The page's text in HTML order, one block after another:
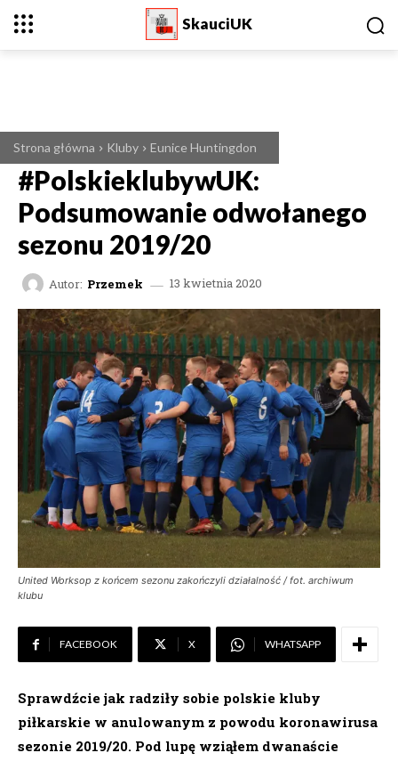
SkauciUK
Strona główna Kluby Eunice Huntingdon
#PolskieklubywUK:
Podsumowanie odwołanego
sezonu 2019/20
Autor: Przemek 13 kwietnia 2020
United Worksop z końcem sezonu zakończyli działalność / fot. archiwum
klubu
FACEBOOK X WHATSAPP
Sprawdźcie jak radziły sobie polskie kluby
piłkarskie w anulowanym z powodu koronawirusa
sezonie 2019/20. Pod lupę wziąłem dwanaście